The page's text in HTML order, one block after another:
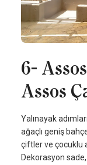
6-
Assos
Yalınayak
ağaçlı geniş
çiftler ve çocuklu
Dekorasyon